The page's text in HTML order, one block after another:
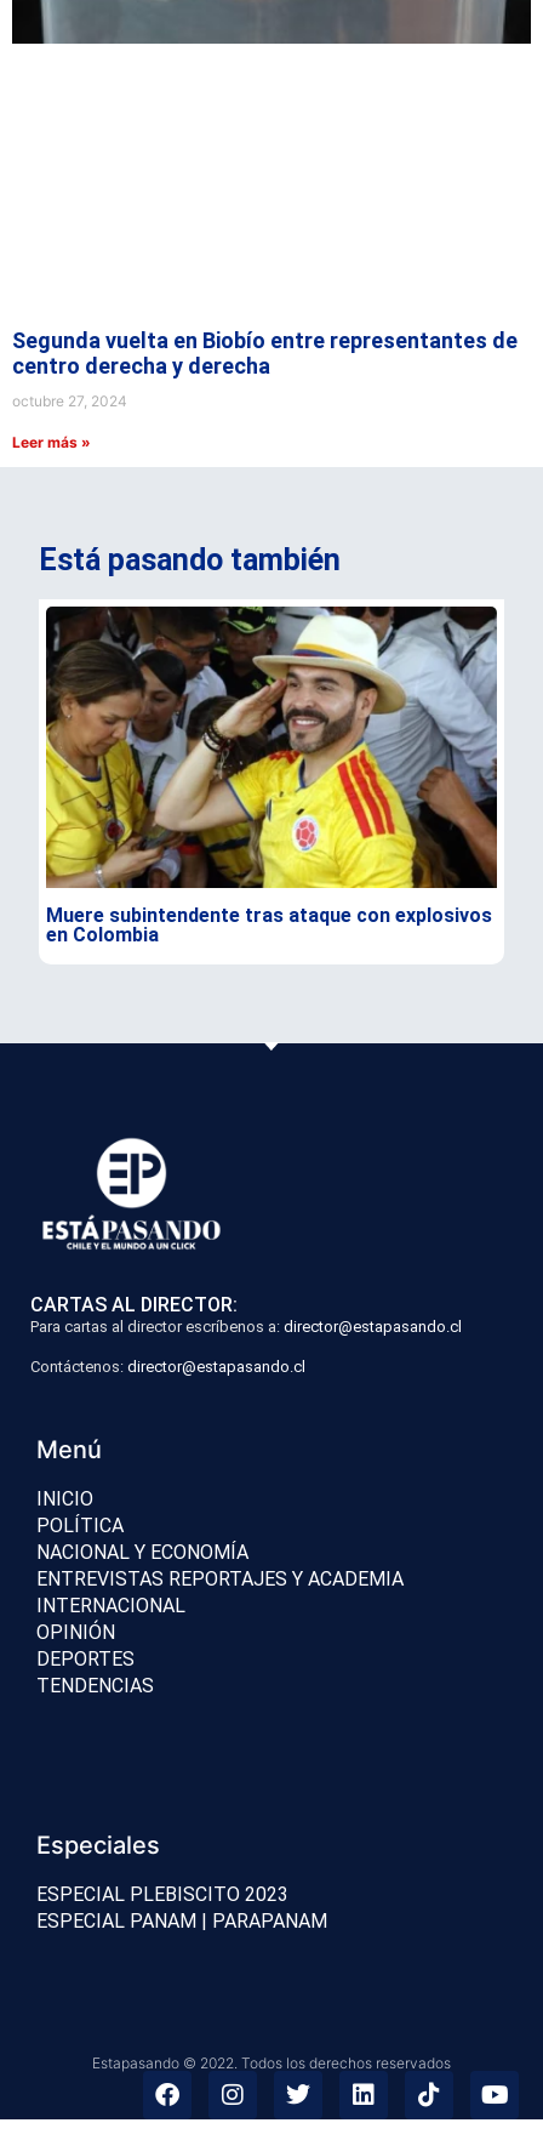
Segunda vuelta en Biobío entre representantes de
centro derecha y derecha
octubre 27, 2024
Leer más »
Está pasando también
Muere subintendente tras ataque con explosivos
en Colombia
CARTAS AL DIRECTOR:
Para cartas al director escríbenos a: director@estapasando.cl
Contáctenos: director@estapasando.cl
Menú
INICIO
POLÍTICA
NACIONAL Y ECONOMÍA
ENTREVISTAS REPORTAJES Y ACADEMIA
INTERNACIONAL
OPINIÓN
DEPORTES
TENDENCIAS
Especiales
ESPECIAL PLEBISCITO 2023
ESPECIAL PANAM | PARAPANAM
Estapasando © 2022. Todos los derechos reservados